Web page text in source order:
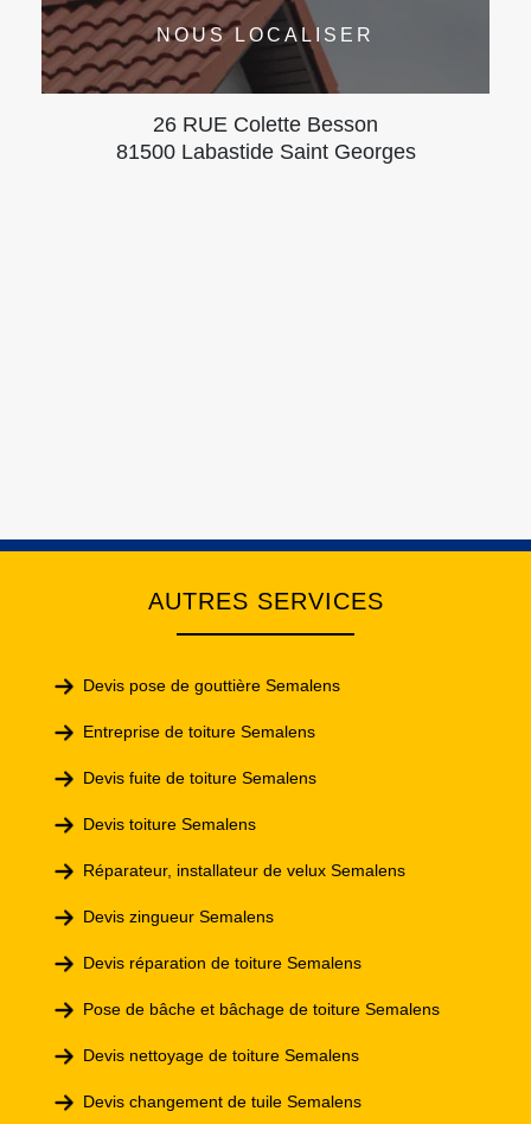
NOUS LOCALISER
26 RUE Colette Besson
81500 Labastide Saint Georges
AUTRES SERVICES
Devis pose de gouttière Semalens
Entreprise de toiture Semalens
Devis fuite de toiture Semalens
Devis toiture Semalens
Réparateur, installateur de velux Semalens
Devis zingueur Semalens
Devis réparation de toiture Semalens
Pose de bâche et bâchage de toiture Semalens
Devis nettoyage de toiture Semalens
Devis changement de tuile Semalens